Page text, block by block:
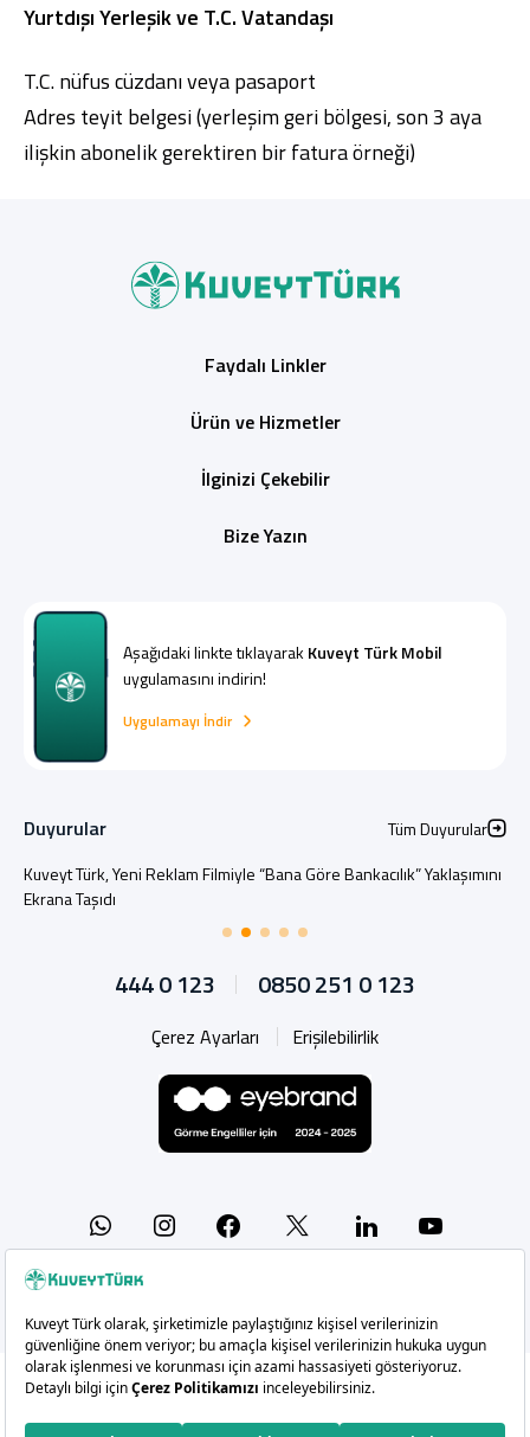
Yurtdışı Yerleşik ve T.C. Vatandaşı
T.C. nüfus cüzdanı veya pasaport
Adres teyit belgesi (yerleşim geri bölgesi, son 3 aya
ilişkin abonelik gerektiren bir fatura örneği)
Faydalı Linkler
Ürün ve Hizmetler
İlginizi Çekebilir
Bize Yazın
Aşağıdaki linkte tıklayarak Kuveyt Türk Mobil
uygulamasını indirin!
Uygulamayı İndir
Duyurular
Tüm Duyurular
Kuveyt Türk, Yeni Reklam Filmiyle “Bana Göre Bankacılık” Yaklaşımını
Ekrana Taşıdı
444 0 123 0850 251 0 123
Çerez Ayarları Erişilebilirlik
WhatsappInstagramFacebook Linkedin